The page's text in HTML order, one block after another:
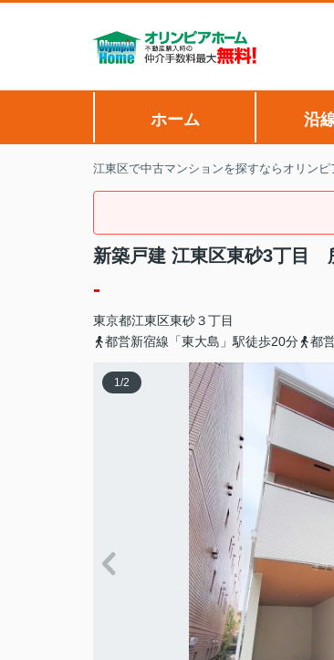
ホーム 沿
江東区で中古マンションを探すならオリンピ
新築戸建 江東区東砂3丁目
-
東京都江東区東砂３丁目
都営新宿線「東大島」駅徒歩20分
都
1/2